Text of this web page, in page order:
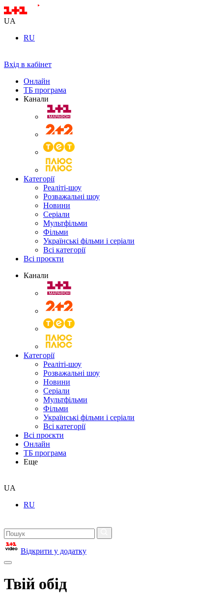
UA
RU
Вхід в кабінет
Онлайн
ТБ програма
Канали
Категорії
Реаліті-шоу
Розважальні шоу
Новини
Серіали
Мультфільми
Фільми
Українські фільми і серіали
Всі категорії
Всі проєкти
Канали
Категорії
Реаліті-шоу
Розважальні шоу
Новини
Серіали
Мультфільми
Фільми
Українські фільми і серіали
Всі категорії
Всі проєкти
Онлайн
ТБ програма
Еще
UA
RU
Відкрити у додатку
Твій обід